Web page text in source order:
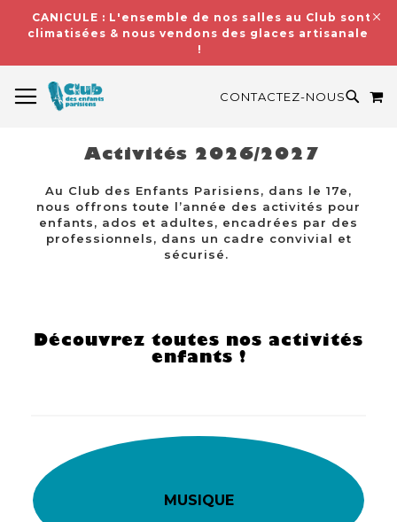
CANICULE : L'ensemble de nos salles au Club sont
climatisées & nous vendons des glaces artisanales
!
CONTACTEZ-NOUS
Activités 2026/2027
Au Club des Enfants Parisiens, dans le 17e,
nous offrons toute l’année des activités pour
enfants, ados et adultes, encadrées par des
professionnels, dans un cadre convivial et
sécurisé.
Découvrez toutes nos activités
enfants !
MUSIQUE